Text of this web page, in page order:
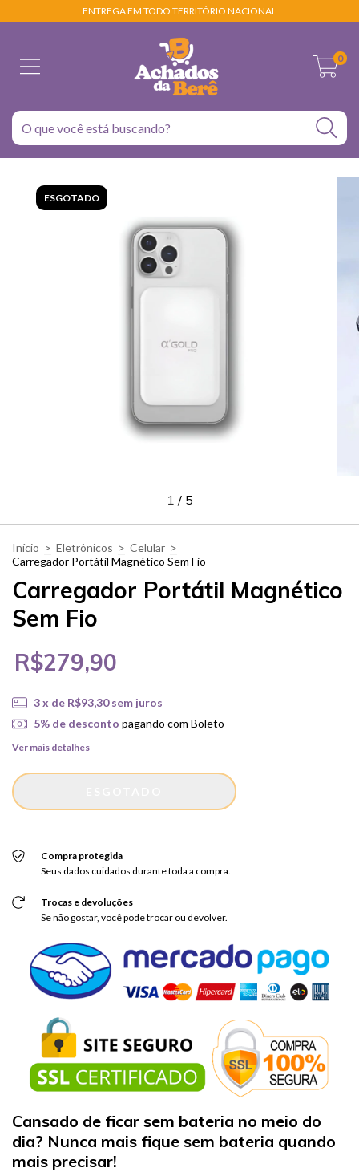
ENTREGA EM TODO TERRITÓRIO NACIONAL
0
ESGOTADO
1 / 5
Início > Eletrônicos > Celular >
Carregador Portátil Magnético Sem Fio
Carregador Portátil Magnético
Sem Fio
R$279,90
3x de R$93,30 sem juros
5% de desconto pagando com Boleto
Ver mais detalhes
Compra protegida
Seus dados cuidados durante toda a compra.
Trocas e devoluções
Se não gostar, você pode trocar ou devolver.
Cansado de ficar sem bateria no meio do
dia? Nunca mais fique sem bateria quando
mais precisar!